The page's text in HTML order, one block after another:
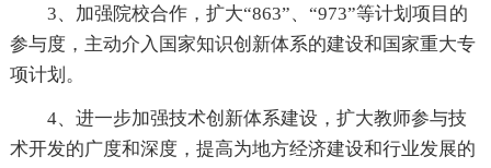
3、加强院校合作，扩大“863”、“973”等计划项目的
参与度，主动介入国家知识创新体系的建设和国家重大专
项计划。
4、进一步加强技术创新体系建设，扩大教师参与技
术开发的广度和深度，提高为地方经济建设和行业发展的